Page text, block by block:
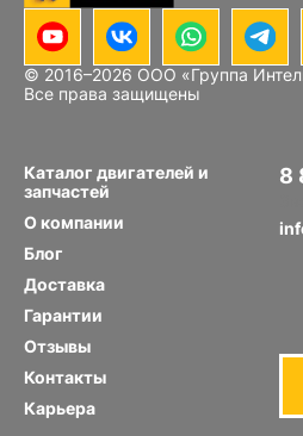
© 2016–2026 ООО «Группа
Все права защищены
Каталог двигателей и
запчастей
О компании
Блог
Доставка
Гарантии
Отзывы
Контакты
Карьера
8